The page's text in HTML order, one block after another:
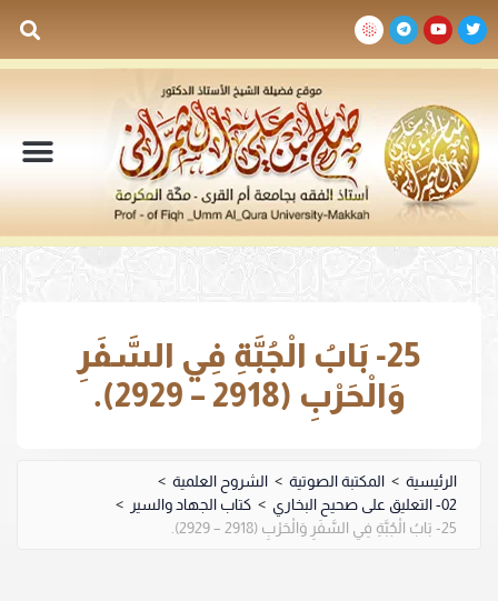
25- بَابُ الْجُبَّةِ فِي السَّفَرِ
وَالْحَرْبِ (2918 – 2929).
الرئيسية > المكتبة الصوتية > الشروح العلمية >
02- التعليق على صحيح البخاري
> كتاب الجهاد والسير >
25- بَابُ الْجُبَّةِ فِي السَّفَرِ وَالْحَرْبِ (2918 – 2929).